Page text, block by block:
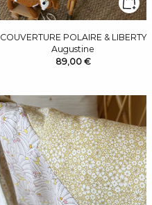
COUVERTURE POLAIRE & LIBERTY
Augustine
89,00 €